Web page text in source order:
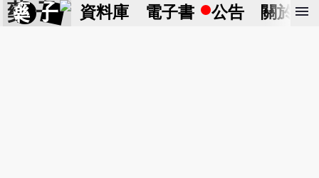
藥 子 資料庫 電子書 公告 關於 menu